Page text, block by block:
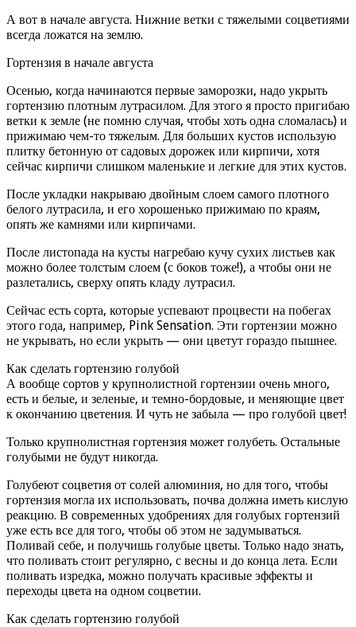
А вот в начале августа. Нижние ветки с тяжелыми соцветиями
всегда ложатся на землю.
Гортензия в начале августа
Осенью, когда начинаются первые заморозки, надо укрыть
гортензию плотным лутрасилом. Для этого я просто пригибаю
ветки к земле (не помню случая, чтобы хоть одна сломалась) и
прижимаю чем-то тяжелым. Для больших кустов использую
плитку бетонную от садовых дорожек или кирпичи, хотя
сейчас кирпичи слишком маленькие и легкие для этих кустов.
После укладки накрываю двойным слоем самого плотного
белого лутрасила, и его хорошенько прижимаю по краям,
опять же камнями или кирпичами.
После листопада на кусты нагребаю кучу сухих листьев как
можно более толстым слоем (с боков тоже!), а чтобы они не
разлетались, сверху опять кладу лутрасил.
Сейчас есть сорта, которые успевают процвести на побегах
этого года, например, Pink Sensation. Эти гортензии можно
не укрывать, но если укрыть — они цветут гораздо пышнее.
Как сделать гортензию голубой
А вообще сортов у крупнолистной гортензии очень много,
есть и белые, и зеленые, и темно-бордовые, и меняющие цвет
к окончанию цветения. И чуть не забыла — про голубой цвет!
Только крупнолистная гортензия может голубеть. Остальные
голубыми не будут никогда.
Голубеют соцветия от солей алюминия, но для того, чтобы
гортензия могла их использовать, почва должна иметь кислую
реакцию. В современных удобрениях для голубых гортензий
уже есть все для того, чтобы об этом не задумываться.
Поливай себе, и получишь голубые цветы. Только надо знать,
что поливать стоит регулярно, с весны и до конца лета. Если
поливать изредка, можно получать красивые эффекты и
переходы цвета на одном соцветии.
Как сделать гортензию голубой